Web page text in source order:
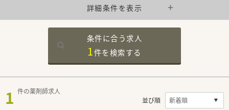
詳細条件を表示
条件に合う求人
1件を検索する
1 件の薬剤師求人
並び順